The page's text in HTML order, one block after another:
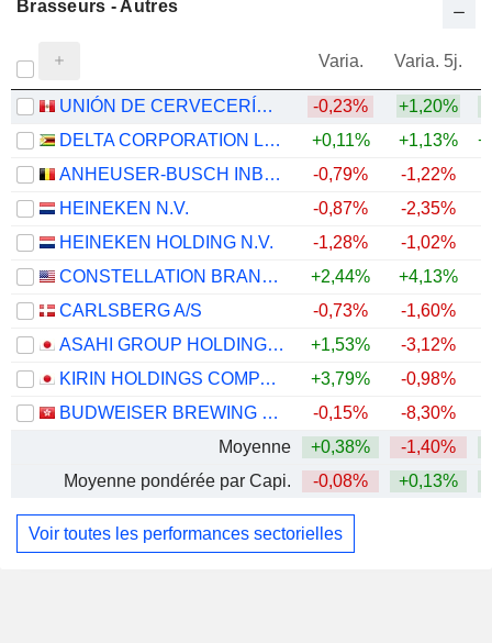
Brasseurs - Autres
Varia. Varia. 5j.
UNIÓN DE CERVECERÍAS PERUANAS BACKUS Y JOHNSTON S.A.A. -0,23% +1,20%
DELTA CORPORATION LIMITED
+0,11% +1,13%
ANHEUSER-BUSCH INBEV SA/NV
-0,79% -1,22%
HEINEKEN N.V.
-0,87% -2,35%
HEINEKEN HOLDING N.V.
-1,28% -1,02%
CONSTELLATION BRANDS, INC.
+2,44% +4,13%
CARLSBERG A/S
-0,73% -1,60%
ASAHI GROUP HOLDINGS, LTD.
+1,53% -3,12%
KIRIN HOLDINGS COMPANY, LIMITED
+3,79% -0,98%
BUDWEISER BREWING COMPANY APAC LIMITED
-0,15% -8,30%
Moyenne
+0,38% -1,40%
Moyenne pondérée par Capi.
-0,08% +0,13%
Voir toutes les performances sectorielles